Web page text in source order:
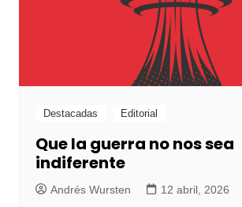
Destacadas Editorial
Que la guerra no nos sea
indiferente
Andrés Wursten 12 abril, 2026